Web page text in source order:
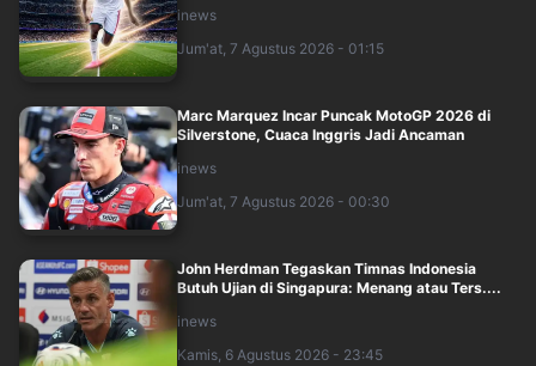
inews
Jum'at, 7 Agustus 2026 - 01:15
Marc Marquez Incar Puncak MotoGP 2026 di
Silverstone, Cuaca Inggris Jadi Ancaman
inews
Jum'at, 7 Agustus 2026 - 00:30
John Herdman Tegaskan Timnas Indonesia
Butuh Ujian di Singapura: Menang atau Ters....
inews
Kamis, 6 Agustus 2026 - 23:45